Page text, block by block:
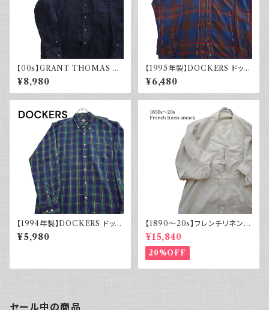
【00s】GRANT THOMAS 古
着 長袖リネンシャツ ネイビー
アメカジ古着
¥8,980
【1995年製】DOCKERS ドッカ
ーズ チェックシャツ ダブルポケ
ット 古着 アメカジ リーバイス
長袖 90s
¥6,480
【1994年製】DOCKERS ドッカ
ーズ チェックシャツ ボタンダウ
ン 古着 アメカジ リーバイス 長
¥5,980
【1890～20s】フレンチリネンス
モック アンティーク ノーカラー
イカ胸
¥15,840
20%OFF
セール中の商品